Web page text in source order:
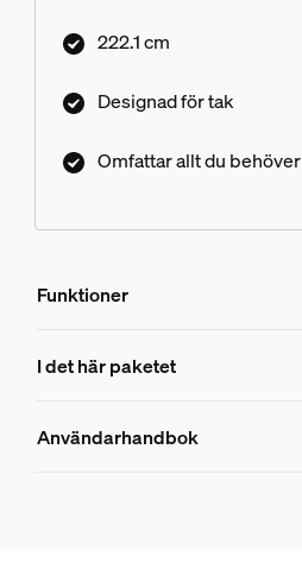
222.1 cm
Designad för tak
Omfattar allt du behöver
Funktioner
Funktioner
8719514872776
I det här paketet
Användarhandbok